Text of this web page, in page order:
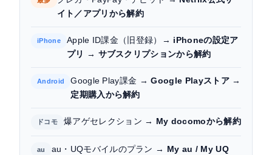
よくある質問（FAQ）
イト／アプリから解約
iPhone Apple ID課金（旧登録）→ iPhoneの設定ア
プリ → サブスクリプションから解約
Android Google Play課金 →Google Playストア →
定期購入から解約
ドコモ 爆アゲセレクション → My docomoから解約
au au・UQモバイルのプラン → My au / My UQ